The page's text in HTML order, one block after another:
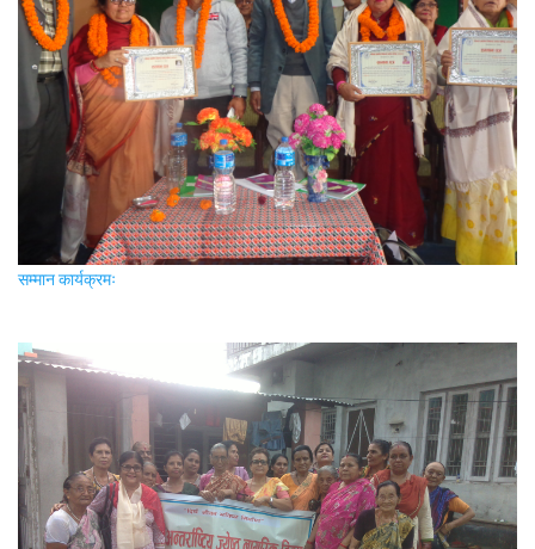
सम्मान कार्यक्रमः